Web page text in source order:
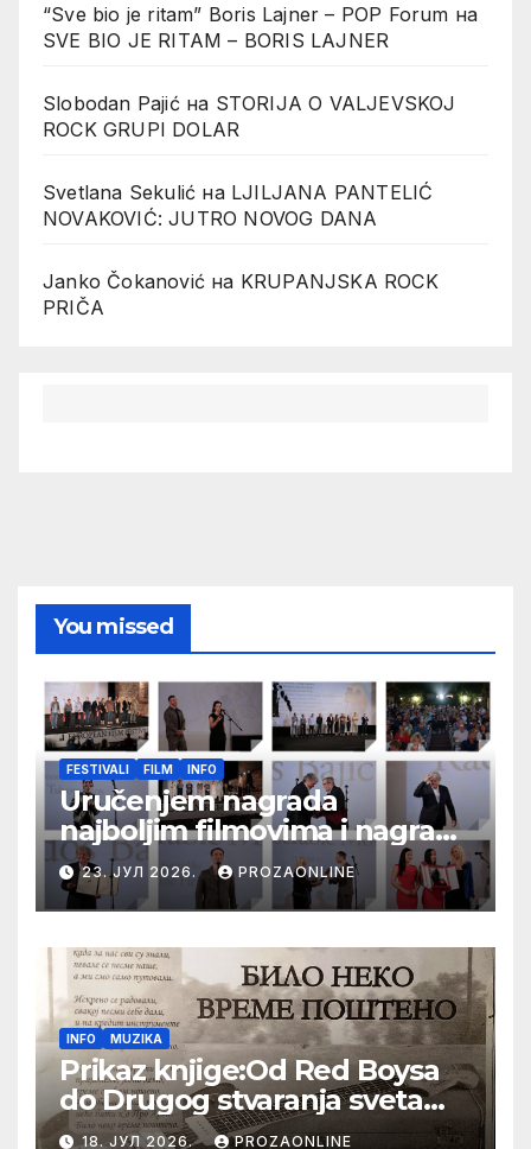
“Sve bio je ritam” Boris Lajner – POP Forum на
SVE BIO JE RITAM – BORIS LAJNER
Slobodan Pajićна STORIJA O VALJEVSKOJ
ROCK GRUPI DOLAR
Svetlana Sekulić на LJILJANA PANTELIĆ
NOVAKOVIĆ: JUTRO NOVOG DANA
Janko Čokanović на KRUPANJSKA ROCK
PRIČA
You missed
FESTIVALI FILM INFO
Uručenjem nagrada
najboljim filmovima i nagrade
„Aleksandar Lifka“ Radošu
Bajiću svečano zatvoren 33.
Festival evropskog filma Palić
23. ЈУЛ 2026. PROZAONLINE
INFO MUZIKA
Prikaz knjige:Od Red Boysa
do Drugog stvaranja sveta
(bilo neko vreme pošteno)
18. ЈУЛ 2026. PROZAONLINE